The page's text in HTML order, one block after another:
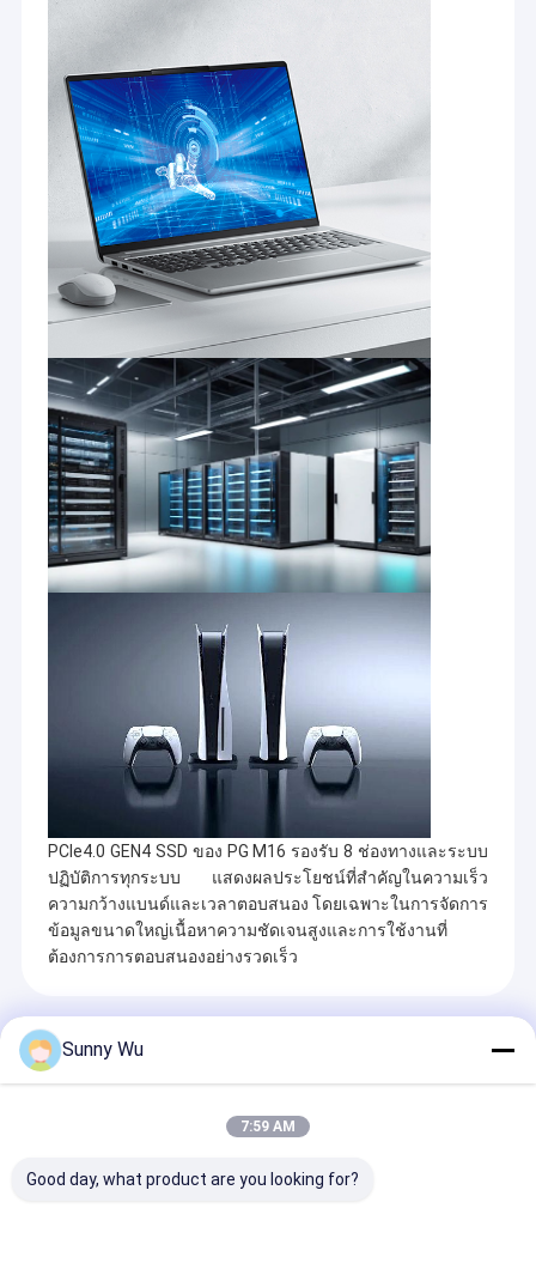
PCIe4.0 GEN4 SSD ของ PG M16 รองรับ 8 ช่องทางและระบบ
ปฏิบัติการทุกระบบ แสดงผลประโยชน์ที่สําคัญในความเร็ว
ความกว้างแบนด์และเวลาตอบสนอง โดยเฉพาะในการจัดการ
ข้อมูลขนาดใหญ่เนื้อหาความชัดเจนสูงและการใช้งานที่
ต้องการการตอบสนองอย่างรวดเร็ว
สินค้าที่แนะนํา
Sunny Wu
7:59 AM
Good day, what product are you looking for?